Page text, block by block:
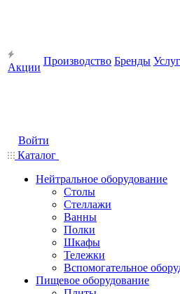
Акции
Производство Бренды
Войти
Каталог
Нейтральное оборудование
Столы
Стеллажи
Ванны
Полки
Шкафы
Тележки
Вспомогательное
Пищевое оборудование